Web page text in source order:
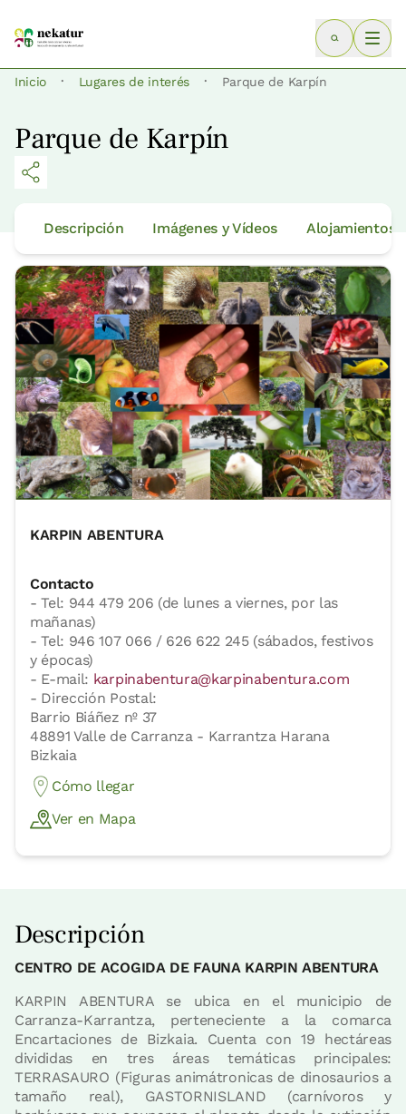
Inicio · Lugares de interés · Parque de Karpín
Parque de Karpín
Descripción Imágenes y Vídeos Alojamientos
KARPIN ABENTURA
Contacto
- Tel: 944 479 206 (de lunes a viernes, por las
mañanas)
- Tel: 946 107 066 / 626 622 245 (sábados, festivos
y épocas)
- E-mail: karpinabentura@karpinabentura.com
- Dirección Postal:
Barrio Biáñez nº 37
48891 Valle de Carranza - Karrantza Harana
Bizkaia
Cómo llegar
Ver en Mapa
Descripción
CENTRO DE ACOGIDA DE FAUNA KARPIN ABENTURA
KARPIN ABENTURA se ubica en el municipio de
Carranza-Karrantza, perteneciente a la comarca
Encartaciones de Bizkaia. Cuenta con 19 hectáreas
divididas en tres áreas temáticas principales:
TERRASAURO (Figuras animátronicas de dinosaurios a
tamaño real), GASTORNISLAND (carnívoros y